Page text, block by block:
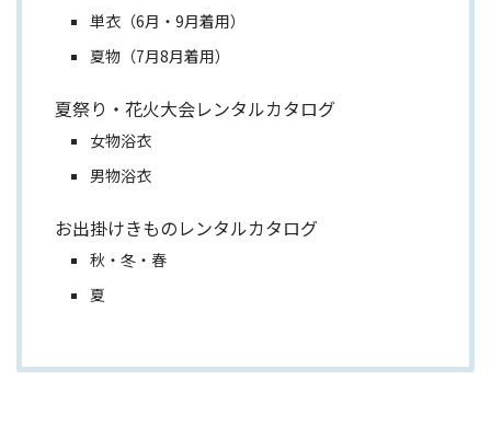
単衣（6月・9月着用）
夏物（7月8月着用）
夏祭り・花火大会レンタルカタログ
女物浴衣
男物浴衣
お出掛けきものレンタルカタログ
秋・冬・春
夏